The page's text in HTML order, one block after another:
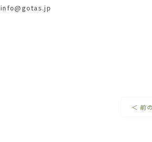
info@gotas.jp
＜ 前